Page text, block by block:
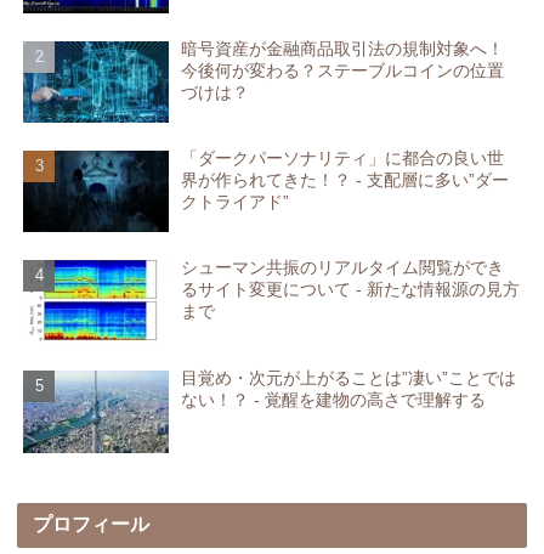
暗号資産が金融商品取引法の規制対象へ！
今後何が変わる？ステーブルコインの位置
づけは？
「ダークパーソナリティ」に都合の良い世
界が作られてきた！？ - 支配層に多い”ダー
クトライアド”
シューマン共振のリアルタイム閲覧ができ
るサイト変更について - 新たな情報源の見方
まで
目覚め・次元が上がることは”凄い”ことでは
ない！？ - 覚醒を建物の高さで理解する
プロフィール